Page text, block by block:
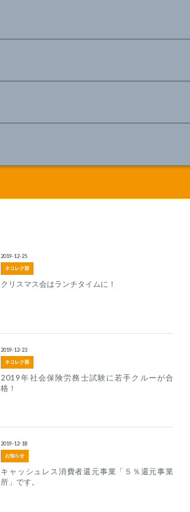
ネコレク部
2019-12-25
クリスマス会はランチタイムに！
ネコレク部
2019-12-23
2019年社会保険労務士試験に若手クルーが合
格！
お知らせ
2019-12-18
キャッシュレス消費者還元事業「５％還元事業
所」です。